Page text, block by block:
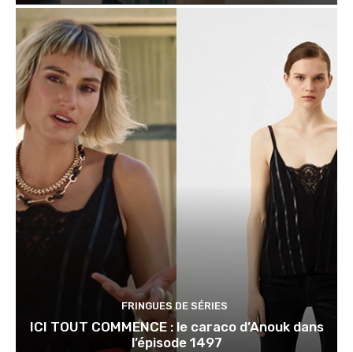
FRINGUES DE SÉRIES
ICI TOUT COMMENCE : le caraco d’Anouk dans
l’épisode 1497